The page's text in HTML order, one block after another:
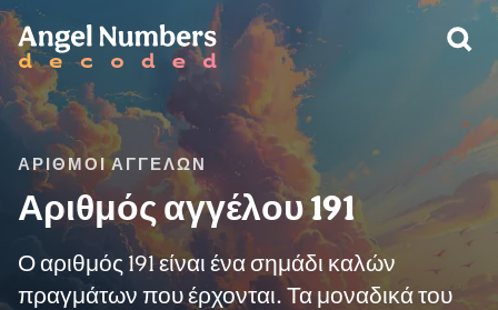
ΑΡΙΘΜΟΊ ΑΓΓΈΛΩΝ
Αριθμός αγγέλου 191
Ο αριθμός 191 είναι ένα σημάδι καλών
πραγμάτων που έρχονται. Τα μοναδικά του
ΠΡΟΕΙΔΟΠΟΊΗΣΗ: